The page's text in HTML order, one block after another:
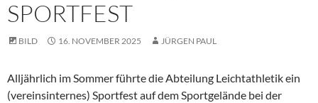
SPORTFEST
BILD 16. NOVEMBER 2025 JÜRGEN PAUL
Alljährlich im Sommer führte die Abteilung Leichtathletik ein
(vereinsinternes) Sportfest auf dem Sportgelände bei der